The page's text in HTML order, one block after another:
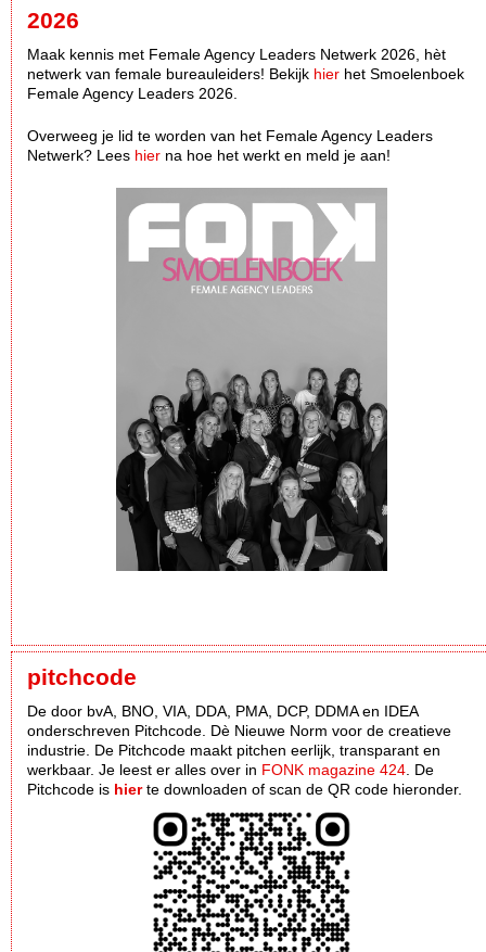
2026
Maak kennis met Female Agency Leaders Netwerk 2026, hèt
netwerk van female bureauleiders! Bekijk hier het Smoelenboek
Female Agency Leaders 2026.
Overweeg je lid te worden van het Female Agency Leaders
Netwerk? Lees hier na hoe het werkt en meld je aan!
pitchcode
De door bvA, BNO, VIA, DDA, PMA, DCP, DDMA en IDEA
onderschreven Pitchcode. Dè Nieuwe Norm voor de creatieve
industrie. De Pitchcode maakt pitchen eerlijk, transparant en
werkbaar. Je leest er alles over in FONK magazine 424 . De
Pitchcode is hierte downloaden of scan de QR code hieronder.